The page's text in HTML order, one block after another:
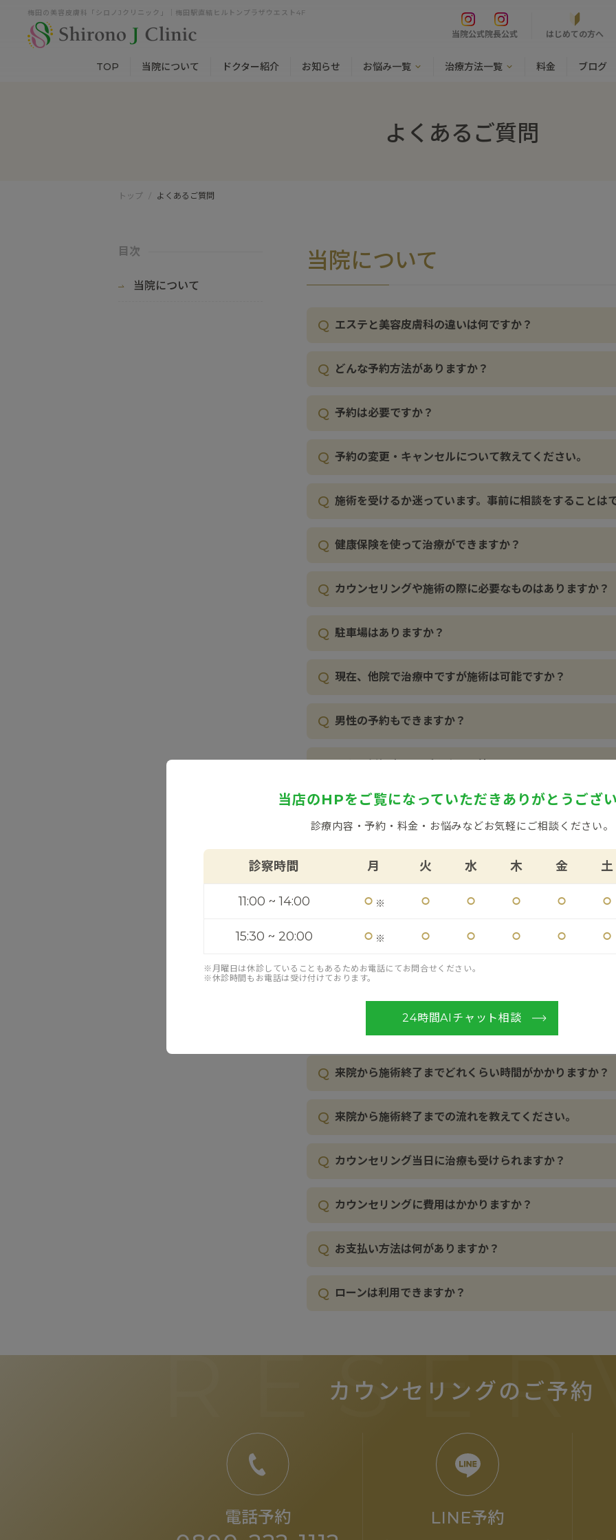
梅田の美容皮膚科「シロノJクリニック」｜梅田駅直結ヒルトンプラザウエスト4F
当院公式院長公式 はじめての方へ
TOP 当院について ドクター紹介 お知らせ お悩み一覧 治療方法一覧 料金 ブログ
よくあるご質問
トップ よくあるご質問
目次
当院について
当院について
Q エステと美容皮膚科の違いは何ですか？
Q どんな予約方法がありますか？
Q 予約は必要ですか？
Q 予約の変更・キャンセルについて教えてください。
Q 施術を受けるか迷っています。事前に相談をすることは
Q 健康保険を使って治療ができますか？
Q カウンセリングや施術の際に必要なものはありますか？
Q 駐車場はありますか？
Q 現在、他院で治療中ですが施術は可能ですか？
Q 男性の予約もできますか？
Q
Q 子供（乳幼児）も診てもらえますか？
Q 付き添いの来院は可能ですか？
未成年の場合、必要なものはありますか？
メニューにない施術範囲は治療できないのでしょうか。
Q 初めての来院の際、注意事項はありますか？
Q 来院から施術終了までどれくらい時間がかかりますか？
Q 来院から施術終了までの流れを教えてください。
Q カウンセリング当日に治療も受けられますか？
Q カウンセリングに費用はかかりますか？
Q お支払い方法は何がありますか？
Q ローンは利用できますか？
当店のHPをご覧になっていただきありがとうござ
診療内容・予約・料金・お悩みなどお気軽にご相談ください。
診察時間 月 火 水 木 金 土
11:00 ~ 14:00 ⚪︎ ※ ⚪︎ ⚪︎ ⚪︎ ⚪︎ ⚪︎
15:30 ~ 20:00 ⚪︎ ※ ⚪︎ ⚪︎ ⚪︎ ⚪︎ ⚪︎
※月曜日は休診していることもあるためお電話にてお問合せください。
※休診時間もお電話は受け付けております。
24時間AIチャット相談
カウンセリングのご予約
電話予約 LINE予約